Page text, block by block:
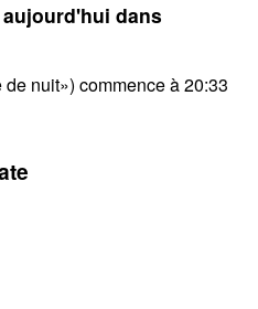
dans
nuit») commence à 20:33